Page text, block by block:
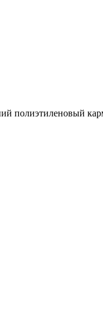
полиэтиленовый